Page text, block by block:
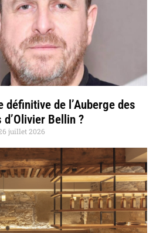
de l’Auberge des
d’Olivier Bellin ?
juillet 2026